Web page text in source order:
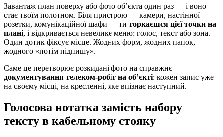
Завантаж план поверху або фото об’єкта один раз — і воно
стає твоїм полотном. Біля пристрою — камери, настінної
розетки, комунікаційної шафи — ти торкаєшся цієї точки на
плані, і відкривається невелике меню: голос, текст або зона.
Один дотик фіксує місце. Жодних форм, жодних папок,
жодного «потім підпишу».
Саме це перетворює розкидані фото на справжнє
документування телеком-робіт на об’єкті: кожен запис уже
на своєму місці, на кресленні, яке впізнає наступний.
Голосова нотатка замість набору
тексту в кабельному стояку